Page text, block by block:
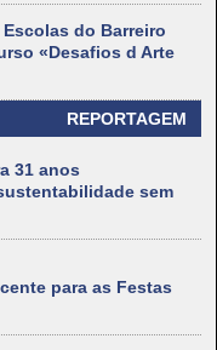
do Barreiro
«Desafios d Arte
REPORTAGEM
31 anos
sem
para as Festas